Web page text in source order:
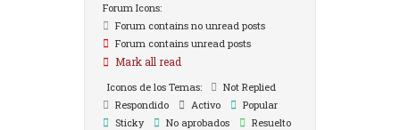
Forum Icons:
Forum contains no unread posts
Forum contains unread posts
Mark all read
Iconos de los Temas:
Not Replied
Respondido
Activo
Popular
Sticky
No aprobados
Resuelto